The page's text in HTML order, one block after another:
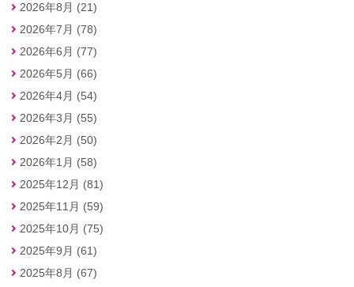
2026年8月 (21)
2026年7月 (78)
2026年6月 (77)
2026年5月 (66)
2026年4月 (54)
2026年3月 (55)
2026年2月 (50)
2026年1月 (58)
2025年12月 (81)
2025年11月 (59)
2025年10月 (75)
2025年9月 (61)
2025年8月 (67)